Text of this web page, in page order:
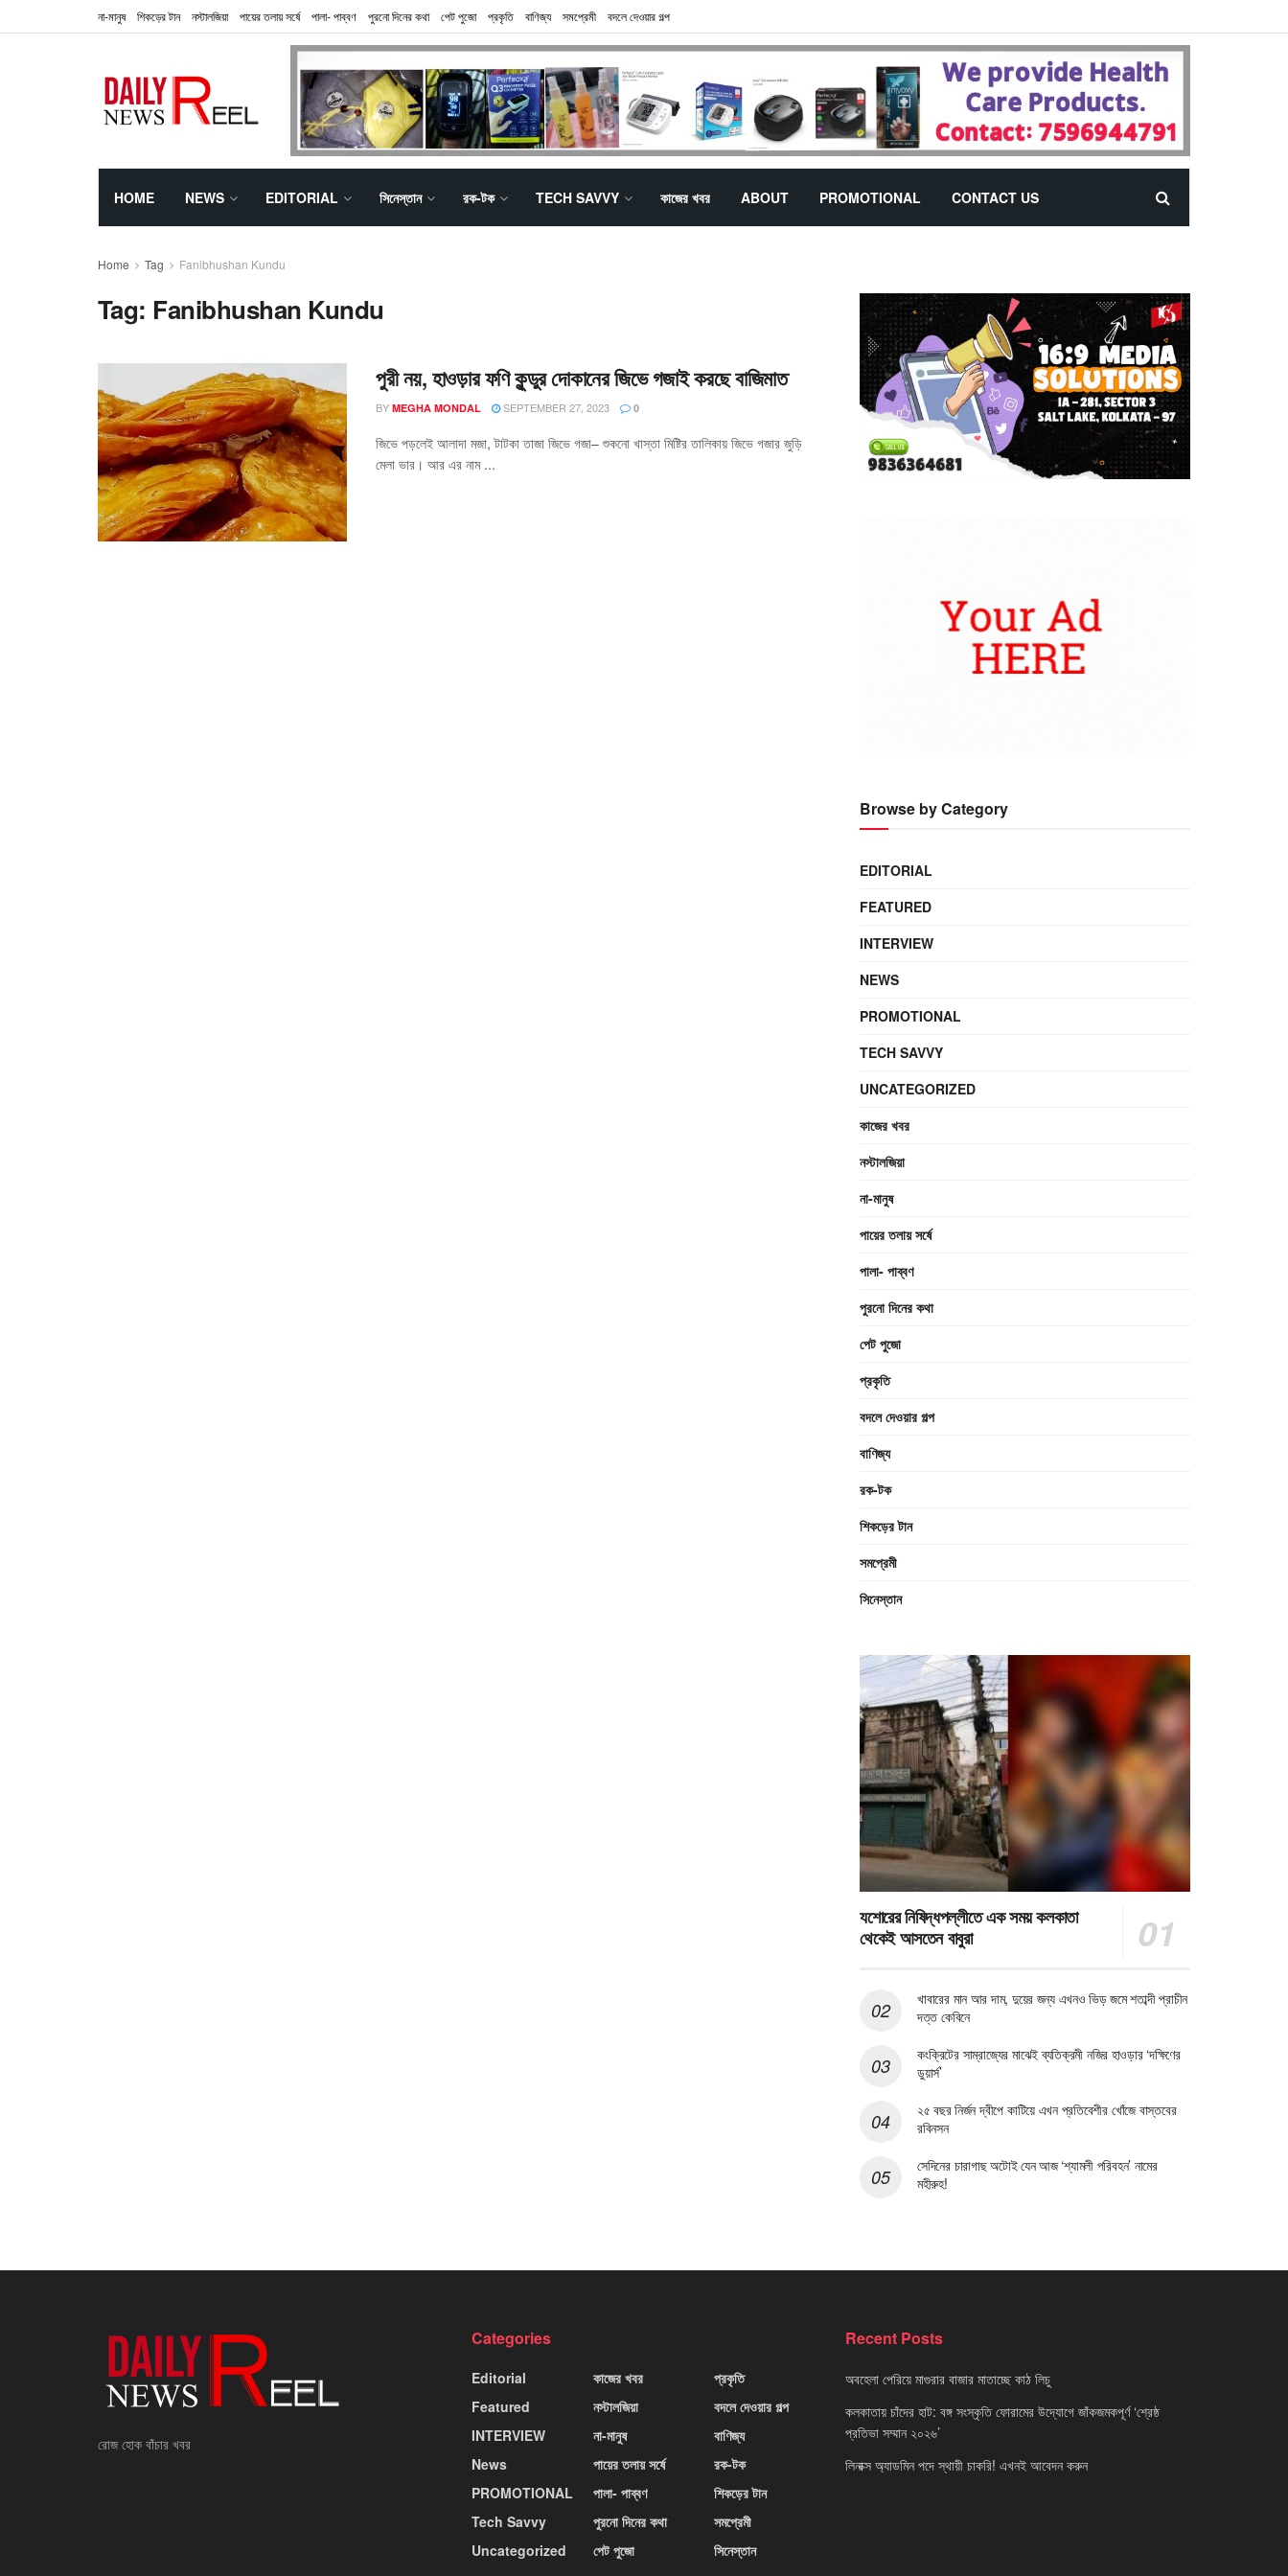
না-মানুষ শিকড়ের টান নস্টালজিয়া পায়ের তলায় সর্ষে পালা- পাব্বণ পুরনো দিনের কথা পেট পুজো প্রকৃতি বাণিজ্য সমপ্রেমী বদলে দেওয়ার গল্প
HOME NEWS EDITORIAL সিনেস্তান রক-টক TECH SAVVY কাজের খবর ABOUT PROMOTIONAL CONTACT US
Home Tag Fanibhushan Kundu
Tag: Fanibhushan Kundu
পুরী নয়, হাওড়ার ফণি কুন্ডুর দোকানের জিভে গজাই করছে বাজিমাত
BY MEGHA MONDAL SEPTEMBER 27, 2023 0
জিভে পড়লেই আলাদা মজা, টাটকা তাজা জিভে গজা– শুকনো খাস্তা মিষ্টির তালিকায় জিভে গজার জুড়ি
মেলা ভার। আর এর নাম ...
Browse by Category
EDITORIAL
FEATURED
INTERVIEW
NEWS
PROMOTIONAL
TECH SAVVY
UNCATEGORIZED
কাজের খবর
নস্টালজিয়া
না-মানুষ
পায়ের তলায় সর্ষে
পালা- পাব্বণ
পুরনো দিনের কথা
পেট পুজো
প্রকৃতি
বদলে দেওয়ার গল্প
বাণিজ্য
রক-টক
শিকড়ের টান
সমপ্রেমী
সিনেস্তান
যশোরের নিষিদ্ধপল্লীতে এক সময় কলকাতা
থেকেই আসতেন বাবুরা
খাবারের মান আর দাম, দুয়ের জন্য এখনও ভিড় জমে শতাব্দী প্রাচীন
দত্ত কেবিনে
কংক্রিটের সাম্রাজ্যের মাঝেই ব্যতিক্রমী নজির হাওড়ার ‘দক্ষিণের
ডুয়ার্স’
২৫ বছর নির্জন দ্বীপে কাটিয়ে এখন প্রতিবেশীর খোঁজে বাস্তবের
রবিনসন
সেদিনের চারাগাছ অটোই যেন আজ ‘শ্যামলী পরিবহন’ নামের
মহীরুহ!
রোজ হোক বাঁচার খবর
Categories
Editorial
Featured
INTERVIEW
News
PROMOTIONAL
Tech Savvy
Uncategorized
কাজের খবর
নস্টালজিয়া
না-মানুষ
পায়ের তলায় সর্ষে
পালা- পাব্বণ
পুরনো দিনের কথা
পেট পুজো
প্রকৃতি
বদলে দেওয়ার গল্প
বাণিজ্য
রক-টক
শিকড়ের টান
সমপ্রেমী
সিনেস্তান
Recent Posts
অবহেলা পেরিয়ে মাগুরার বাজার মাতাচ্ছে কাঠ লিচু
কলকাতায় চাঁদের হাট: বঙ্গ সংস্কৃতি ফোরামের উদ্যোগে জাঁকজমকপূর্ণ ‘শ্রেষ্ঠ
প্রতিভা সম্মান ২০২৬’
লিনাক্স অ্যাডমিন পদে স্থায়ী চাকরি! এখনই আবেদন করুন